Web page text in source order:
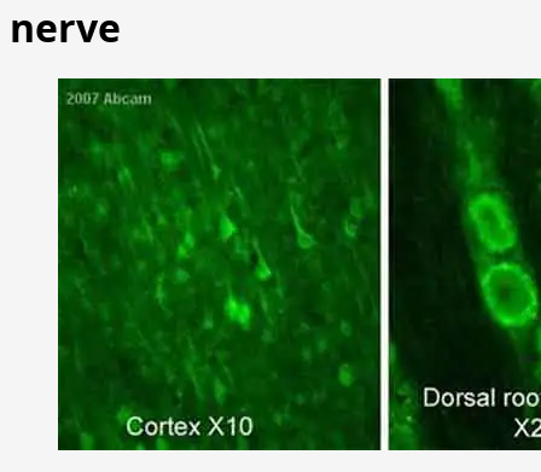
nerve